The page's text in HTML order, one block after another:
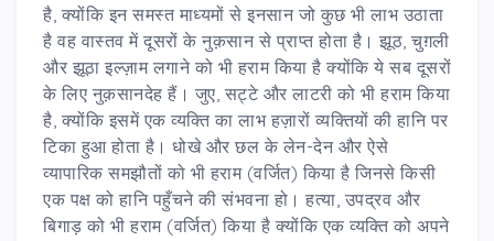
है, क्योंकि इन समस्त माध्यमों से इनसान जो कुछ भी लाभ उठाता
है वह वास्तव में दूसरों के नुक़सान से प्राप्त होता है। झूठ, चुग़ली
और झूठा इल्ज़ाम लगाने को भी हराम किया है क्योंकि ये सब दूसरों
के लिए नुक़सानदेह हैं। जुए, सट्टे और लाटरी को भी हराम किया
है, क्योंकि इसमें एक व्यक्ति का लाभ हज़ारों व्यक्तियों की हानि पर
टिका हुआ होता है। धोखे और छल के लेन-देन और ऐसे
व्यापारिक समझौतों को भी हराम (वर्जित) किया है जिनसे किसी
एक पक्ष को हानि पहुँचने की संभवना हो। हत्या, उपद्रव और
बिगाड़ को भी हराम (वर्जित) किया है क्योंकि एक व्यक्ति को अपने